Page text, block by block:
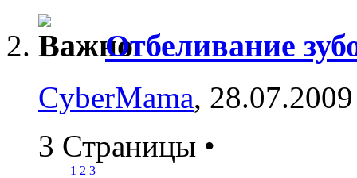
Отбеливание
CyberMama,
3 Страницы •
1 2 3